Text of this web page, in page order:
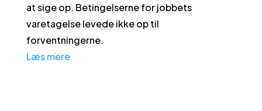
at sige op. Betingelserne for jobbets
varetagelse levede ikke op til
forventningerne.
Læs mere